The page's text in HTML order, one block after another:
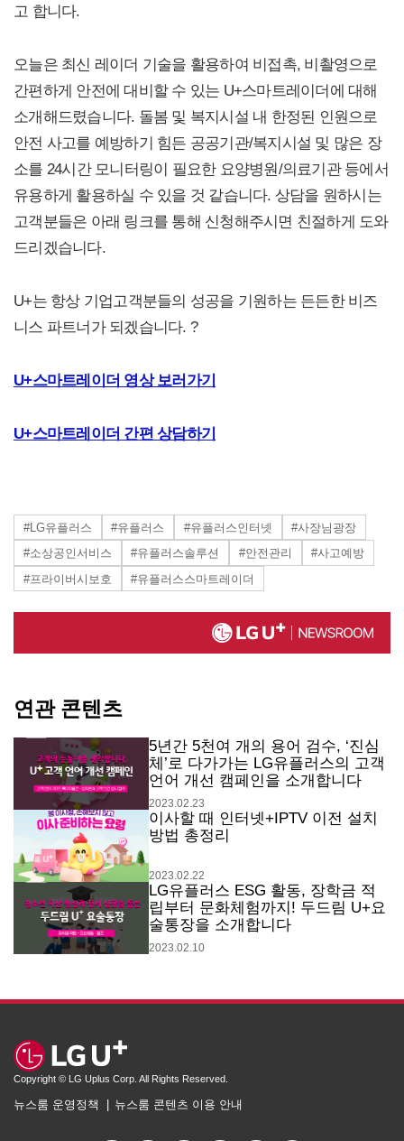
고 합니다.
오늘은 최신 레이더 기술을 활용하여 비접촉, 비촬영으로
간편하게 안전에 대비할 수 있는 U+스마트레이더에 대해
소개해드렸습니다. 돌봄 및 복지시설 내 한정된 인원으로
안전 사고를 예방하기 힘든 공공기관/복지시설 및 많은 장
소를 24시간 모니터링이 필요한 요양병원/의료기관 등에서
유용하게 활용하실 수 있을 것 같습니다. 상담을 원하시는
고객분들은 아래 링크를 통해 신청해주시면 친절하게 도와
드리겠습니다.
U+는 항상 기업고객분들의 성공을 기원하는 든든한 비즈
니스 파트너가 되겠습니다. ?
U+스마트레이더 영상 보러가기
U+스마트레이더 간편 상담하기
#LG유플러스 #유플러스 #유플러스인터넷
#사장님광장
#소상공인서비스
#유플러스솔루션 #안전관리
#사고예방
#프라이버시보호
#유플러스스마트레이더
연관 콘텐츠
5년간 5천여 개의 용어 검수, ‘진심
체’로 다가가는 LG유플러스의 고객
언어 개선 캠페인을 소개합니다
2023.02.23
이사할 때 인터넷+IPTV 이전 설치
방법 총정리
2023.02.22
LG유플러스 ESG 활동, 장학금 적
립부터 문화체험까지! 두드림 U+요
술통장을 소개합니다
2023.02.10
Copyright © LG Uplus Corp. All Rights Reserved.
뉴스룸 운영정책 뉴스룸 콘텐츠 이용 안내